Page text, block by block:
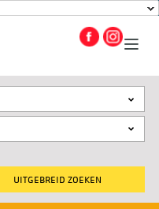
UITGEBREID ZOEKEN